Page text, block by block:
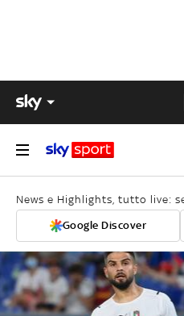
News e Highlights, tutto live:
Google Discover